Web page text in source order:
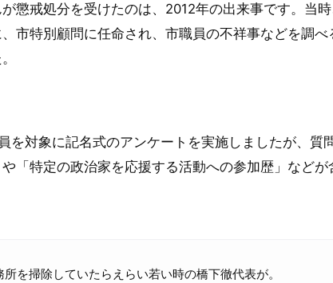
懲戒処分を受けたのは、2012年の出来事です。当
市特別顧問に任命され、市職員の不祥事などを調
を対象に記名式のアンケートを実施しましたが、質
「特定の政治家を応援する活動への参加歴」などが
所を掃除していたらえらい若い時の橋下徹代表が。